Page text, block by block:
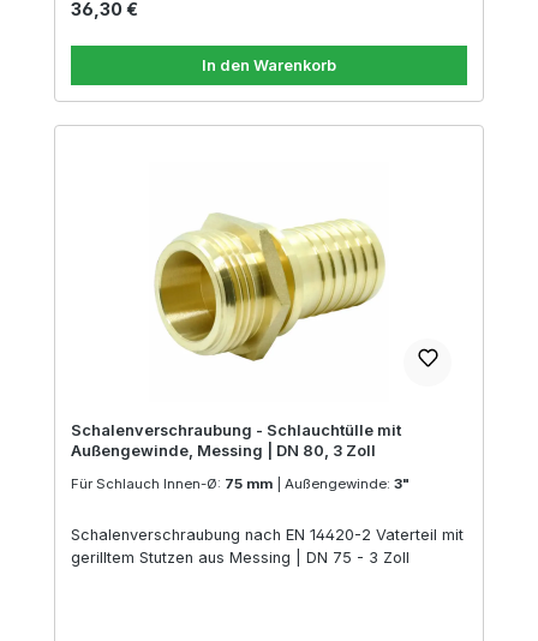
Regulärer Preis:
36,30 €
In den Warenkorb
Schalenverschraubung - Schlauchtülle mit
Außengewinde, Messing | DN 80, 3 Zoll
Für Schlauch Innen-Ø: 75 mm Außengewinde: 3"
Schalenverschraubung nach EN 14420-2 Vaterteil mit
gerilltem Stutzen aus Messing | DN 75 - 3 Zoll